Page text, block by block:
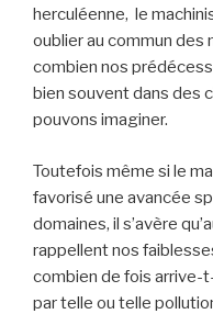
herculéenne, le
oublier au commun
combien nos
bien souvent dans des
pouvons imaginer.
Toutefois même si le
favorisé une avancée
domaines, il s’avère
rappellent nos
combien de fois arrive-
par telle ou telle